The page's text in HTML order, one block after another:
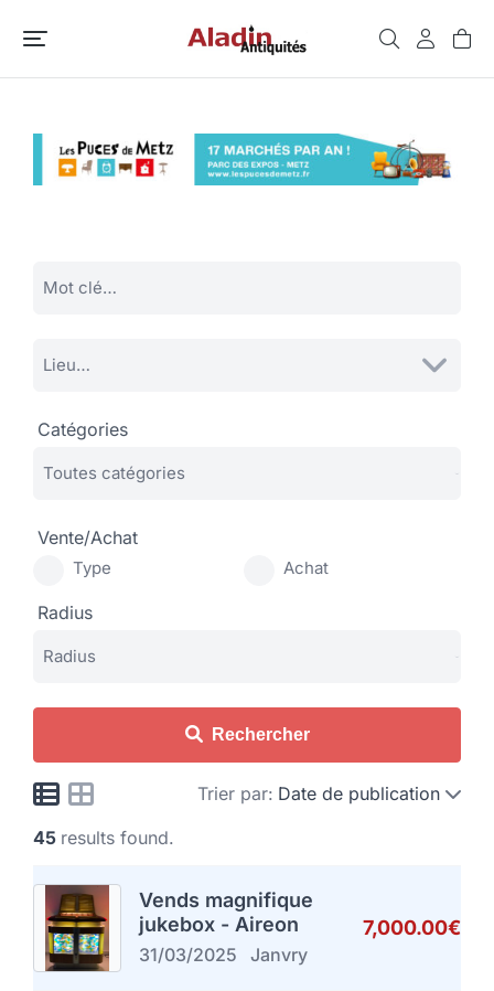
Catégories
Vente/Achat
Type Achat
Radius
Rechercher
Trier par: Date de publication
45 results found.
Vends magnifique
jukebox - Aireon
31/03/2025 Janvry
7,000.00€